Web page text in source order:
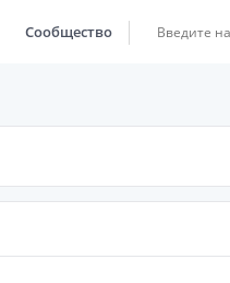
Сообщество